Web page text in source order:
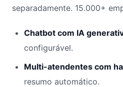
separadamente. 15.000+
Chatbot com IA
configurável.
Multi-atendentes com
resumo automático.